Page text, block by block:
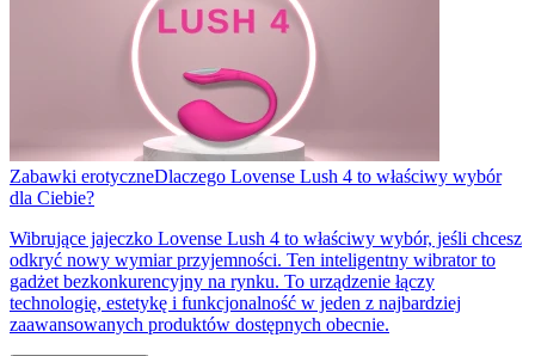
Zabawki erotyczneDlaczego Lovense Lush 4 to właściwy wybór
dla Ciebie?
Wibrujące jajeczko Lovense Lush 4 to właściwy wybór, jeśli chcesz
odkryć nowy wymiar przyjemności. Ten inteligentny wibrator to
gadżet bezkonkurencyjny na rynku. To urządzenie łączy
technologię, estetykę i funkcjonalność w jeden z najbardziej
zaawansowanych produktów dostępnych obecnie.